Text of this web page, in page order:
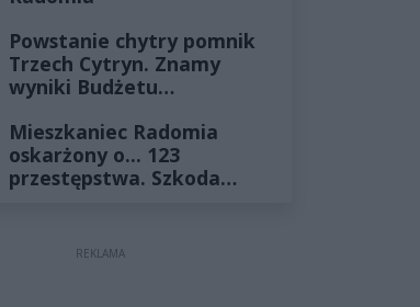
Powstanie chytry pomnik
Trzech Cytryn. Znamy
wyniki Budżetu
Mieszkaniec Radomia
oskarżony o... 123
przestępstwa. Szkoda
REKLAMA